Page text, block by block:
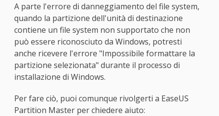
A parte l'errore di danneggiamento del file system,
quando la partizione dell'unità di destinazione
contiene un file system non supportato che non
può essere riconosciuto da Windows, potresti
anche ricevere l'errore "Impossibile formattare la
partizione selezionata" durante il processo di
installazione di Windows.
Per fare ciò, puoi comunque rivolgerti a EaseUS
Partition Master per chiedere aiuto: